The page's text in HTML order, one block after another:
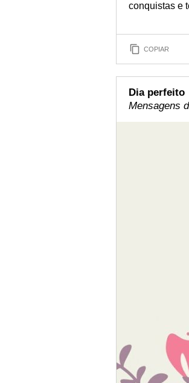
conquistas e
COPIAR
Dia perfeito
Mensagens